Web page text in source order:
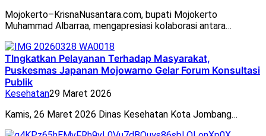
Mojokerto–KrisnaNusantara.com, bupati Mojokerto
Muhammad Albarraa, mengapresiasi kolaborasi antara…
TIngkatkan Pelayanan Terhadap Masyarakat,
Puskesmas Japanan Mojowarno Gelar Forum Konsultasi
Publik
Kesehatan29 Maret 2026
Kamis, 26 Maret 2026 Dinas Kesehatan Kota Jombang…